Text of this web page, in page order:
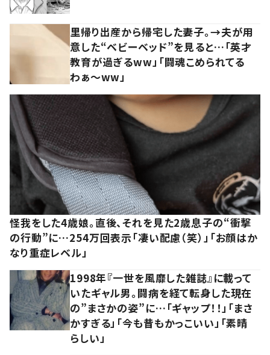
里帰り出産から帰宅した妻子。→夫が用
意した“ベビーベッド”を見ると…「英才
教育が過ぎるww」「闘魂こめられてる
わぁ～ww」
怪我をした4歳娘。直後、それを見た2歳息子の“衝撃
の行動”に…254万回表示「凄い配慮（笑）」「お顔はか
なり重症レベル」
1998年『一世を風靡した雑誌』に載って
いたギャル男。闘病を経て転身した現在
の”まさかの姿”に…「ギャップ！！」「まさ
かすぎる」「今も昔もかっこいい」「素晴
らしい」